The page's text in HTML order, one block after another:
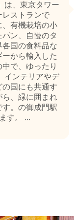
は、東京タワー
レストランで
有機栽培の小
ン、自慢のタ
国の食料品な
から輸入した
で、ゆったり
インテリアやデ
国にも共通す
ら、緑に囲まれ
。の御成門駅
す。 ...